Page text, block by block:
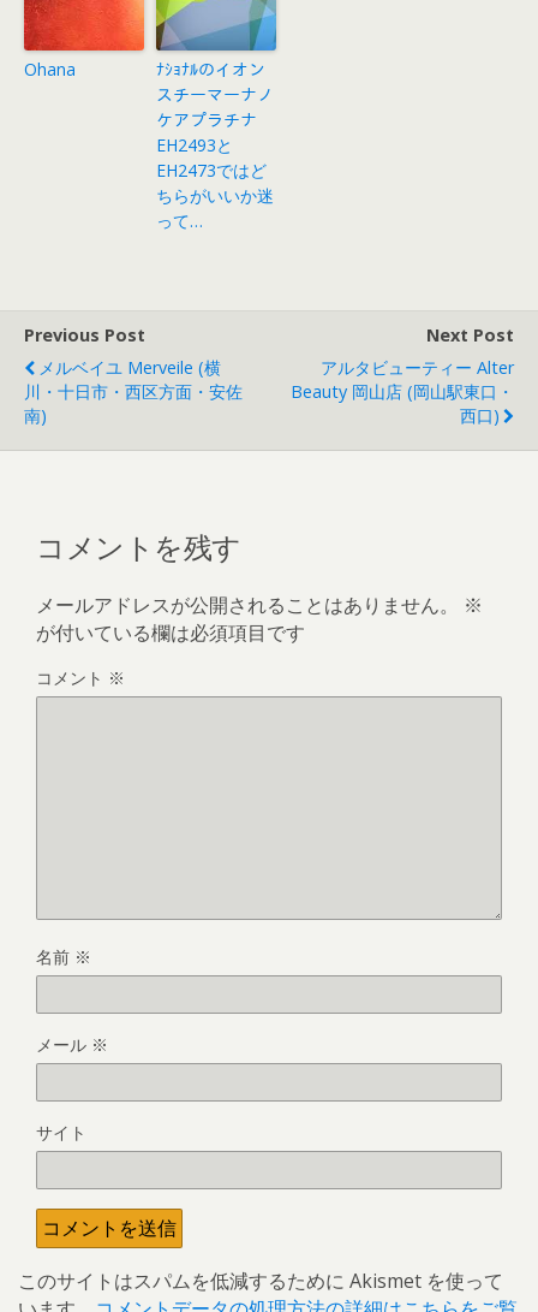
Ohana
ﾅｼｮﾅﾙのイオン
スチーマーナノ
ケアプラチナ
EH2493と
EH2473ではど
ちらがいいか迷
って…
Previous Post
メルベイユ Merveile (横
川・十日市・西区方面・安佐
南)
Next Post
アルタビューティー Alter
Beauty 岡山店 (岡山駅東口・
西口)
コメントを残す
メールアドレスが公開されることはありません。
※
が付いている欄は必須項目です
コメント ※
名前 ※
メール ※
サイト
このサイトはスパムを低減するために Akismet を使って